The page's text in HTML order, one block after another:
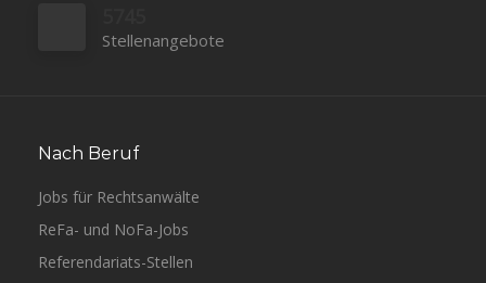
Stellenangebote
Nach Beruf
Jobs für Rechtsanwälte
ReFa- und NoFa-Jobs
Referendariats-Stellen